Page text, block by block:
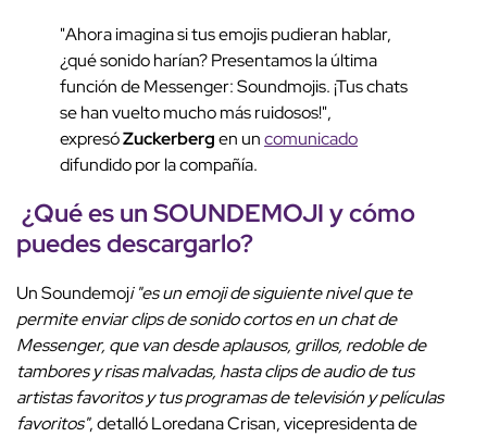
"Ahora imagina si tus emojis pudieran hablar,
¿qué sonido harían? Presentamos la última
función de Messenger: Soundmojis. ¡Tus chats
se han vuelto mucho más ruidosos!",
expresóZuckerbergen uncomunicado
difundido por la compañía.
¿Qué es un SOUNDEMOJI y cómo
puedes descargarlo?
Un Soundemoji "es un emoji de siguiente nivel que te
permite enviar clips de sonido cortos en un chat de
Messenger, que van desde aplausos, grillos, redoble de
tambores y risas malvadas, hasta clips de audio de tus
artistas favoritos y tus programas de televisión y películas
favoritos", detalló Loredana Crisan, vicepresidenta de